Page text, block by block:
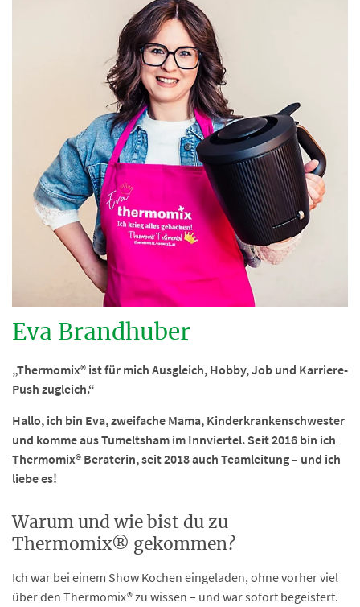
Eva Brandhuber
„Thermomix® ist für mich Ausgleich, Hobby, Job und Karriere-
Push zugleich.“
Hallo, ich bin Eva, zweifache Mama, Kinderkrankenschwester
und komme aus Tumeltsham im Innviertel. Seit 2016 bin ich
Thermomix® Beraterin, seit 2018 auch Teamleitung – und ich
liebe es!
Warum und wie bist du zu
Thermomix® gekommen?
Ich war bei einem Show Kochen eingeladen, ohne vorher viel
über den Thermomix® zu wissen – und war sofort begeistert.